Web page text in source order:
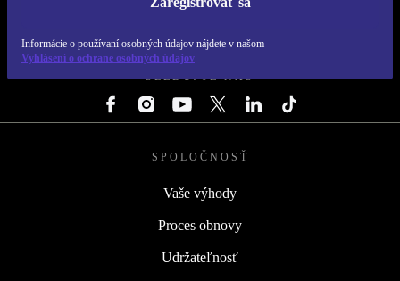
Informácie o používaní osobných údajov nájdete v našom
Vyhlásení o ochrane osobných údajov
SLEDUJTE NÁS
SPOLOČNOSŤ
Vaše výhody
Proces obnovy
Udržateľnosť